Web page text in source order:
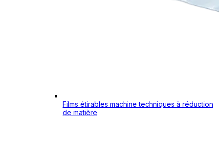
Films étirables machine techniques à réduction
de matière